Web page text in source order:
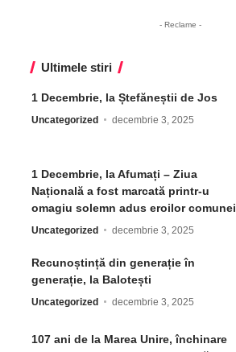
- Reclame -
Ultimele stiri
1 Decembrie, la Ștefăneștii de Jos
Uncategorized decembrie 3, 2025
1 Decembrie, la Afumați – Ziua
Națională a fost marcată printr-u
omagiu solemn adus eroilor comunei
Uncategorized decembrie 3, 2025
Recunoștință din generație în
generație, la Balotești
Uncategorized decembrie 3, 2025
107 ani de la Marea Unire, închinare